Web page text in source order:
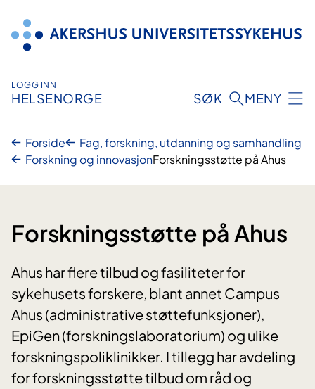
innhold
LOGG INN
HELSENORGE SØK MENY
Forside
Fag, forskning, utdanning og samhandling
Forskning og innovasjonForskningsstøtte på Ahus
Forskningsstøtte på Ahus
Ahus har flere tilbud og fasiliteter for
sykehusets forskere, blant annet Campus
Ahus (administrative støttefunksjoner),
EpiGen (forskningslaboratorium) og ulike
forskningspoliklinikker. I tillegg har avdeling
for forskningsstøtte tilbud om råd og